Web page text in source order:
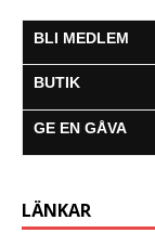
BLI MEDLEM
BUTIK
GE EN GÅVA
LÄNKAR